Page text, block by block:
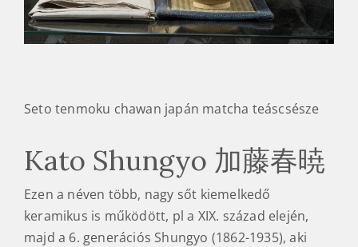
Seto tenmoku chawan japán matcha teáscsésze
Kato Shungyo 加藤春暁
Ezen a néven több, nagy sőt kiemelkedő
keramikus is működött, pl a XIX. század elején,
majd a 6. generációs Shungyo (1862-1935), aki